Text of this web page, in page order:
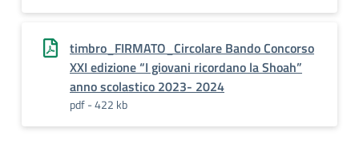
timbro_FIRMATO_Circolare Bando Concorso
XXI edizione “I giovani ricordano la Shoah”
anno scolastico 2023- 2024
pdf - 422 kb